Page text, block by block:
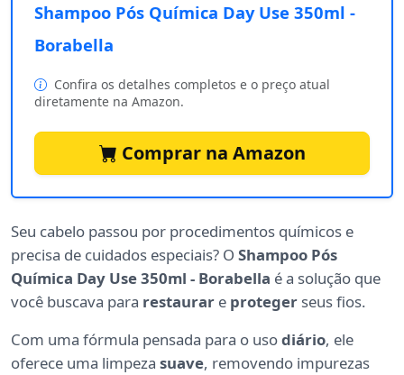
Shampoo Pós Química Day Use 350ml -
Borabella
Confira os detalhes completos e o preço atual
diretamente na Amazon.
Comprar na Amazon
Seu cabelo passou por procedimentos químicos e
precisa de cuidados especiais? O Shampoo Pós
Química Day Use 350ml - Borabella é a solução que
você buscava para restaurar e proteger seus fios.
Com uma fórmula pensada para o usodiário, ele
oferece uma limpeza suave, removendo impurezas